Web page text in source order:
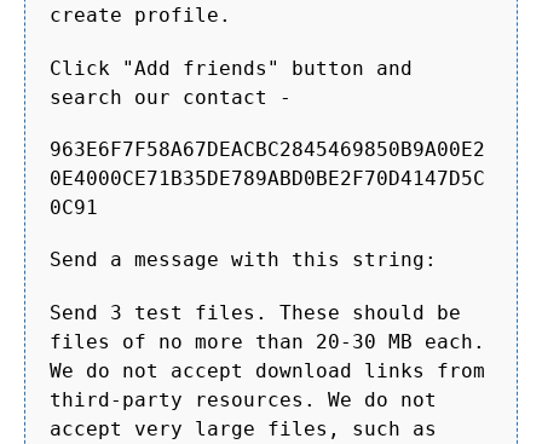
create profile.
Click "Add friends" button and
search our contact -
963E6F7F58A67DEACBC2845469850B9A00E2
0E4000CE71B35DE789ABD0BE2F70D4147D5C
0C91
Send a message with this string:
Send 3 test files. These should be
files of no more than 20-30 MB each.
We do not accept download links from
third-party resources. We do not
accept very large files, such as